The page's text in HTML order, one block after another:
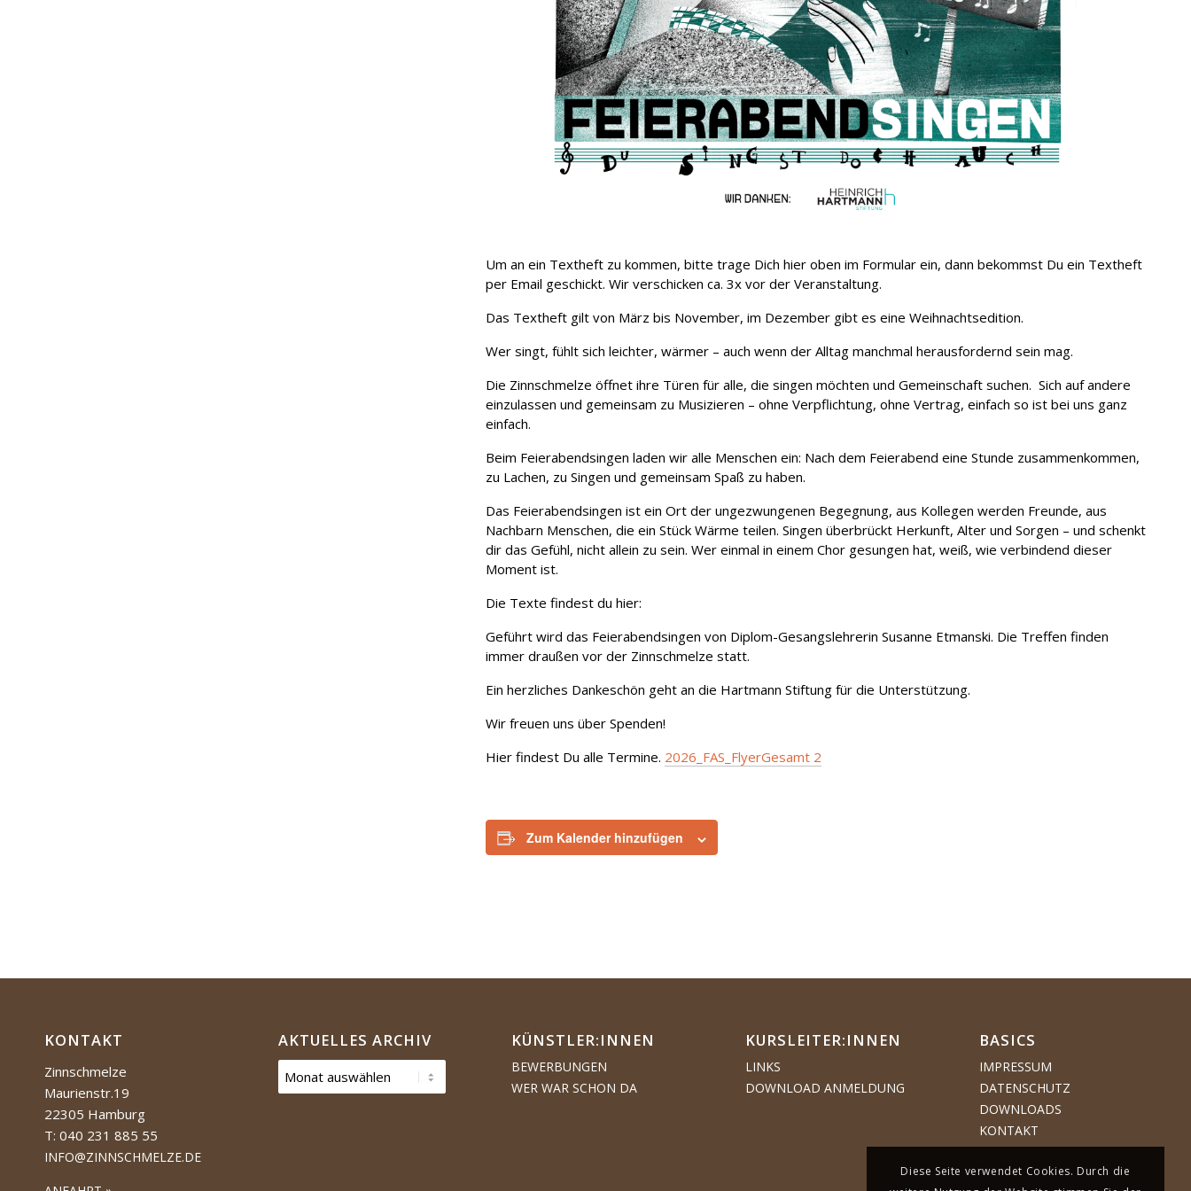
Um an ein Textheft zu kommen, bitte trage Dich hier oben im Formular ein, dann bekommst Du ein Textheft
per Email geschickt. Wir verschicken ca. 3x vor der Veranstaltung.
Das Textheft gilt von März bis November, im Dezember gibt es eine Weihnachtsedition.
Wer singt, fühlt sich leichter, wärmer – auch wenn der Alltag manchmal herausfordernd sein mag.
Die Zinnschmelze öffnet ihre Türen für alle, die singen möchten und Gemeinschaft suchen. Sich auf andere
einzulassen und gemeinsam zu Musizieren – ohne Verpflichtung, ohne Vertrag, einfach so ist bei uns ganz
einfach.
Beim Feierabendsingen laden wir alle Menschen ein: Nach dem Feierabend eine Stunde zusammenkommen,
zu Lachen, zu Singen und gemeinsam Spaß zu haben.
Das Feierabendsingen ist ein Ort der ungezwungenen Begegnung, aus Kollegen werden Freunde, aus
Nachbarn Menschen, die ein Stück Wärme teilen. Singen überbrückt Herkunft, Alter und Sorgen – und schenkt
dir das Gefühl, nicht allein zu sein. Wer einmal in einem Chor gesungen hat, weiß, wie verbindend dieser
Moment ist.
Die Texte findest du hier:
Geführt wird das Feierabendsingen von Diplom-Gesangslehrerin Susanne Etmanski. Die Treffen finden
immer draußen vor der Zinnschmelze statt.
Ein herzliches Dankeschön geht an die Hartmann Stiftung für die Unterstützung.
Wir freuen uns über Spenden!
Hier findest Du alle Termine. 2026_FAS_FlyerGesamt 2
Zum Kalender hinzufügen
KONTAKT
Zinnschmelze
Maurienstr.19
22305 Hamburg
T: 040 231 885 55
INFO@ZINNSCHMELZE.DE
AKTUELLES ARCHIV KÜNSTLER:­­INNEN
BEWERBUNGEN
WER WAR SCHON DA
KURSLEITER:INNEN
LINKS
DOWNLOAD ANMELDUNG
BASICS
IMPRESSUM
DATENSCHUTZ
DOWNLOADS
KONTAKT
Diese Seite verwendet Cookies. Durch die